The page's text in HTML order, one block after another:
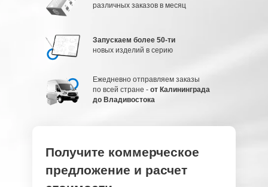
Ежедневно отправляем заказы
по всей стране - от Калининграда
до Владивостока
различных заказов в месяц
Запускаем более 50-ти
новых изделий в серию
Получите коммерческое
предложение и расчет